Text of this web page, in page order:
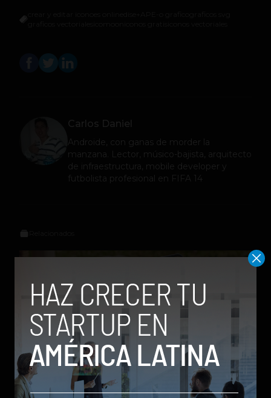
Carlos Daniel
Androide, con ganas de morder la
manzana. Lector, músico-bajista, arquitecto
de infraestructura, mobile developer y
futbolista profesional en FIFA 14
Galaxy Z Flip8: el plegable compacto de Samsung se